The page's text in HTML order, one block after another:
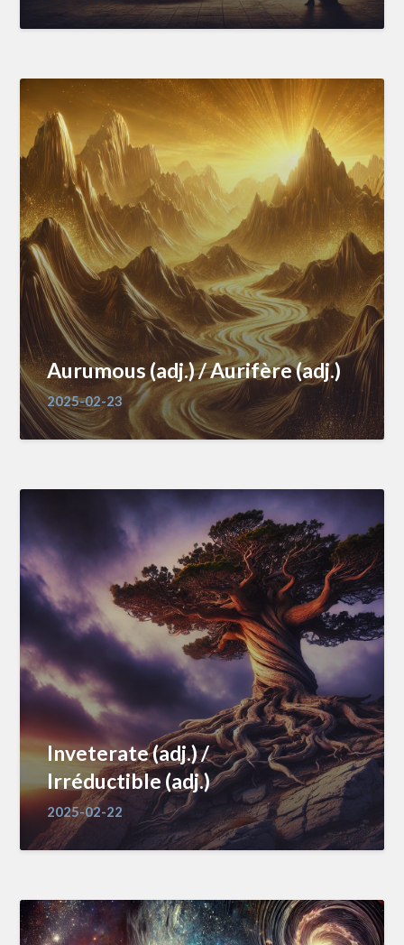
Aurumous (adj.) / Aurifère (adj.)
2025-02-23
Inveterate (adj.) /
Irréductible (adj.)
2025-02-22